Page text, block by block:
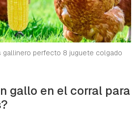
gallinero perfecto 8 juguete colgado
gallo en el corral para